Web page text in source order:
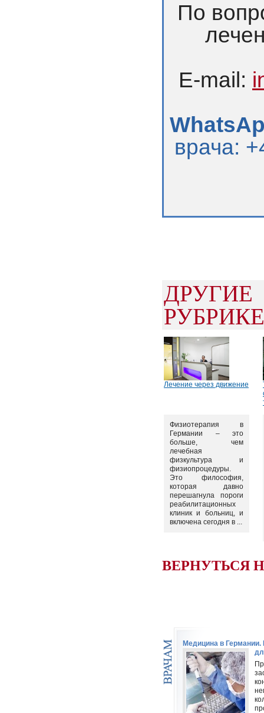
По
E-mail:
врача:
РУБРИКЕ
Лечение через движение
Физиотерапия в
Германии – это
больше, чем
лечебная
физкультура и
физиопроцедуры.
Это философия,
которая давно
перешагнула пороги
реабилитационных
клиник и больниц, и
включена сегодня в ...
ВЕРНУТЬСЯ
Медицина в